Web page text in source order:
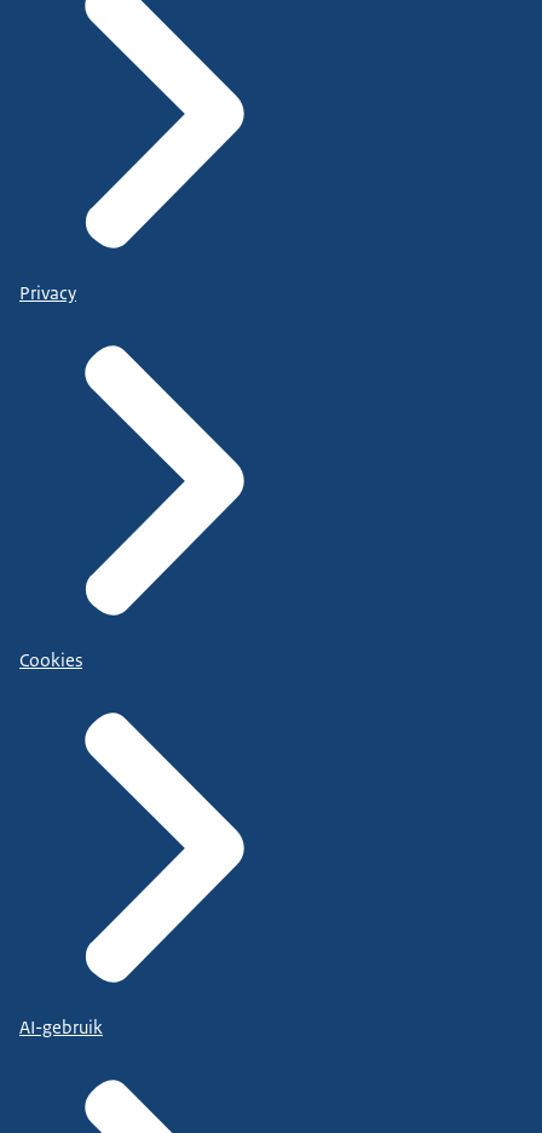
Privacy
Cookies
AI-gebruik